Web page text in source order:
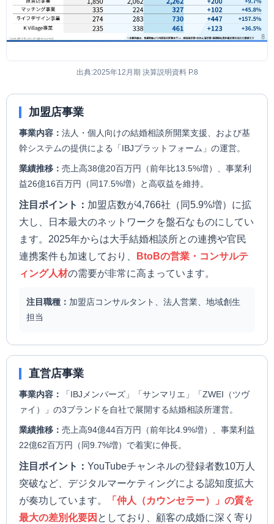
出典:2025年12月期 決算説明資料 P.8
加盟店事業
事業内容： 法人・個人向けの結婚相談所開業支援、および基
幹システムの提供による「IBJプラットフォーム」の運営。
業績推移： 売上高38億20百万円（前年比13.5%増）、事業利
益26億16百万円（同17.5%増）と高収益を維持。
注目ポイント： 加盟店数が4,766社（同5.9%増）に拡
大し、日本最大のネットワークを盤石なものにしてい
ます。2025年からは大手結婚相談所との連携や官民
連携案件も加速しており、
BtoBの営業・コンサルテ
ィング人材の需要が非常に高まっています。
注目職種： 加盟店コンサルタント、法人営業、地域創生
担当
直営店事業
事業内容：
「IBJメンバーズ」「サンマリエ」「ZWEI（ツヴ
ァイ）」の3ブランドを自社で展開する結婚相談所運営。
業績推移： 売上高94億44百万円（前年比4.9%増）、事業利益
22億62百万円（同9.7%増）で着実に伸長。
注目ポイント： YouTubeチャンネルの登録者数10万人
突破など、デジタルマーケティングによる認知度拡大
が奏功しています。
「仲人（カウンセラー）」の質を
最大の差別化要因 としており、顧客の成婚に深く寄り